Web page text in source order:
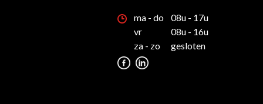
ma - do
08u - 17u
vr
08u - 16u
za - zo
gesloten